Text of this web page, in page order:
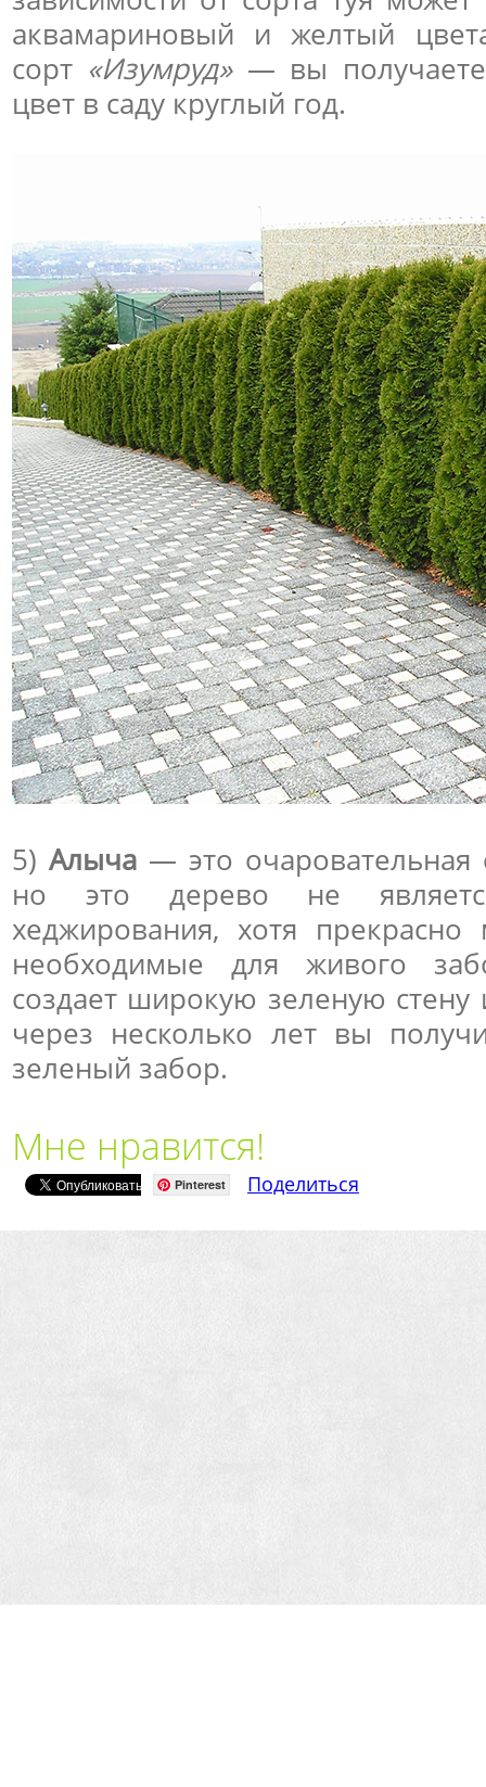
аквамариновый и желтый
сорт «Изумруд»— вы
цвет в саду круглый год.
5) Алыча — это
но это дерево не
хеджирования, хотя
необходимые для живого
создает широкую зеленую стену
через несколько лет вы
зеленый забор.
Мне нравится!
Pinterest Поделиться